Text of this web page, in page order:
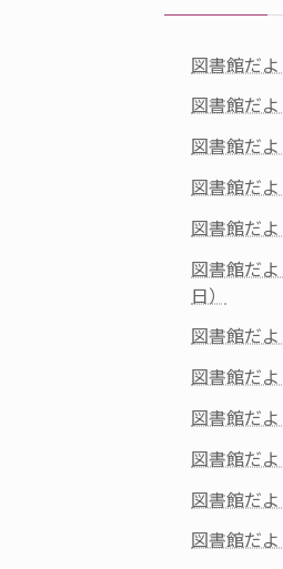
図書館だよ
図書館だ
図書館だ
図書館だよ
図書館だよ
図書館だ
日）
図書館だ
図書館だ
図書館だよ
図書館だよ
図書館だよ
図書館だ